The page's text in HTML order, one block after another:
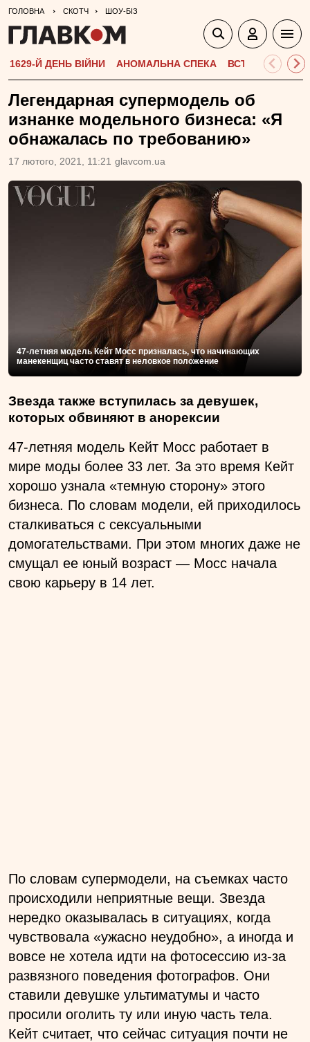
ГОЛОВНА СКОТЧ ШОУ-БІЗ
1629-Й ДЕНЬ ВІЙНИ АНОМАЛЬНА СПЕКА ВСТУПНА
Легендарная супермодель об
изнанке модельного бизнеса: «Я
обнажалась по требованию»
17 лютого, 2021, 11:21 glavcom.ua
47-летняя модель Кейт Мосс призналась, что начинающих
манекенщиц часто ставят в неловкое положение
Звезда также вступилась за девушек,
которых обвиняют в анорексии
47-летняя модель Кейт Мосс работает в
мире моды более 33 лет. За это время Кейт
хорошо узнала «темную сторону» этого
бизнеса. По словам модели, ей приходилось
сталкиваться с сексуальными
домогательствами. При этом многих даже не
смущал ее юный возраст — Мосс начала
свою карьеру в 14 лет.
По словам супермодели, на съемках часто
происходили неприятные вещи. Звезда
нередко оказывалась в ситуациях, когда
чувствовала «ужасно неудобно», а иногда и
вовсе не хотела идти на фотосессию из-за
развязного поведения фотографов. Они
ставили девушке ультиматумы и часто
просили оголить ту или иную часть тела.
Кейт считает, что сейчас ситуация почти не